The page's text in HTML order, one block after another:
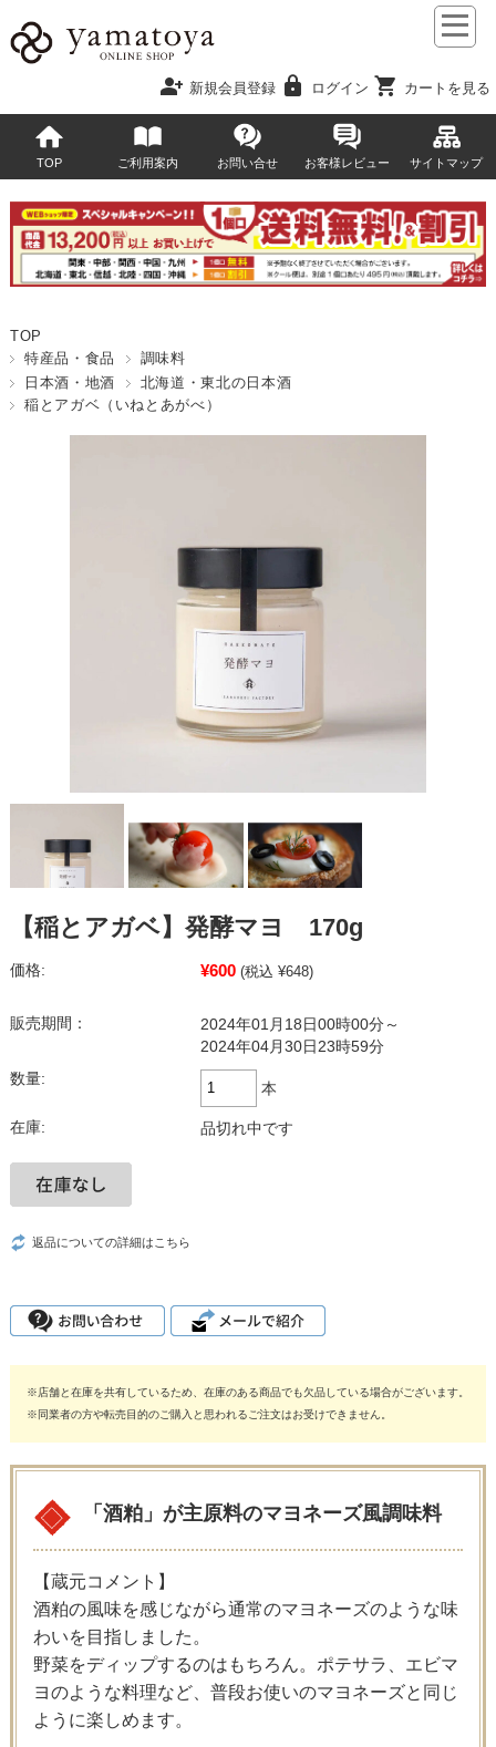
person_add 新規会員登録 lock ログイン shopping_cart カートを見る
TOP ご利用案内 お問い合せ お客様レビュー サイトマップ
TOP
特産品・食品
調味料
日本酒・地酒
北海道・東北の日本酒
稲とアガベ（いねとあがべ）
【稲とアガベ】発酵マヨ 170g
価格: ¥600 (税込 ¥648)
販売期間：
2024年01月18日00時00分～
2024年04月30日23時59分
数量:
本
在庫: 品切れ中です
返品についての詳細はこちら
※店舗と在庫を共有しているため、在庫のある商品でも欠品している場合がございます。
※同業者の方や転売目的のご購入と思われるご注文はお受けできません。
「酒粕」が主原料のマヨネーズ風調味料
【蔵元コメント】
酒粕の風味を感じながら通常のマヨネーズのような味
わいを目指しました。
野菜をディップするのはもちろん。ポテサラ、エビマ
ヨのような料理など、普段お使いのマヨネーズと同じ
ように楽しめます。